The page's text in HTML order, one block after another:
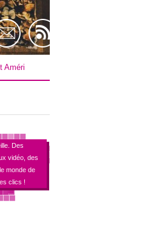
! ..
Des
vidéo, des
monde de
clics !